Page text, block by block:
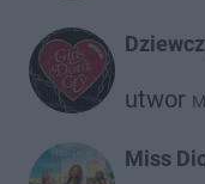
utwor
Miss